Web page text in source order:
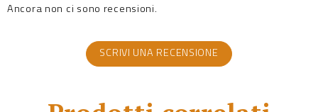
Ancora non ci sono recensioni.
SCRIVI UNA RECENSIONE